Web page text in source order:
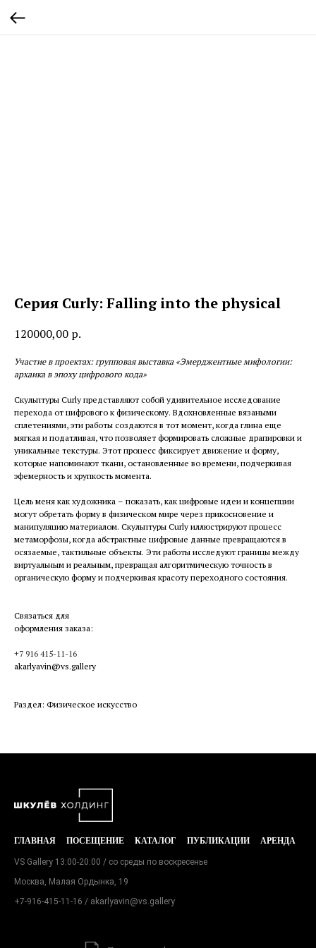
Серия Curly: Falling into the physical
120000,00 р.
Участие в проектах: групповая выставка «Эмерджентные мифологии:
архаика в эпоху цифрового кода»
Скульптуры Curly представляют собой удивительное исследование
перехода от цифрового к физическому. Вдохновленные вязаными
сплетениями, эти работы создаются в тот момент, когда глина еще
мягкая и податливая, что позволяет формировать сложные драпировки и
уникальные текстуры. Этот процесс фиксирует движение и форму,
которые напоминают ткани, остановленные во времени, подчеркивая
эфемерность и хрупкость момента.
Цель меня как художника – показать, как цифровые идеи и концепции
могут обретать форму в физическом мире через прикосновение и
манипуляцию материалом. Скульптуры Curly иллюстрируют процесс
метаморфозы, когда абстрактные цифровые данные превращаются в
осязаемые, тактильные объекты. Эти работы исследуют границы между
виртуальным и реальным, превращая алгоритмическую точность в
органическую форму и подчеркивая красоту переходного состояния.
Связаться для
оформления заказа:
+7 916 415-11-16
akarlyavin@vs.gallery
Раздел: Физическое искусство
ГЛАВНАЯ ПОСЕЩЕНИЕ КАТАЛОГ ПУБЛИКАЦИИ АРЕНДА
VS Gallery 13:00-20:00 / со среды по воскресенье
Москва, Малая Ордынка, 19
+7-916-415-11-16 / akarlyavin@vs.gallery